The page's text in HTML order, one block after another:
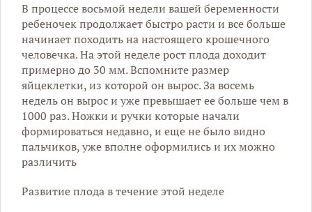
В процессе восьмой недели вашей беременности
ребеночек продолжает быстро расти и все больше
начинает походить на настоящего крошечного
человечка. На этой неделе рост плода доходит
примерно до 30 мм.Вспомните размер
яйцеклетки, из которой он вырос. За восемь
недель он вырос и уже превышает ее больше чем в
1000 раз. Ножки и ручки которые начали
формироваться недавно, и еще не было видно
пальчиков, уже вполне оформились и их можно
различить
Развитие плода в течение этой неделе